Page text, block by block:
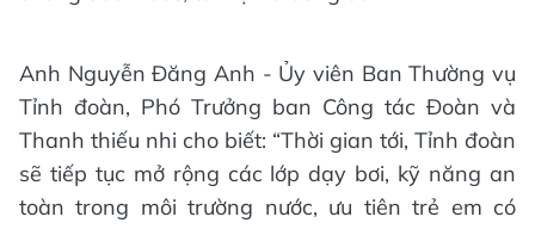
Anh Nguyễn Đăng Anh - Ủy viên Ban Thường vụ
Tỉnh đoàn, Phó Trưởng ban Công tác Đoàn và
Thanh thiếu nhi cho biết: “Thời gian tới, Tỉnh đoàn
sẽ tiếp tục mở rộng các lớp dạy bơi, kỹ năng an
toàn trong môi trường nước, ưu tiên trẻ em có